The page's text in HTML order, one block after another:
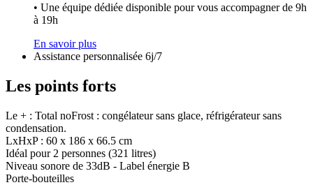
• Une équipe dédiée disponible pour vous accompagner de 9h
à 19h
En savoir plus
Assistance personnalisée 6j/7
Les points forts
Le + : Total noFrost : congélateur sans glace, réfrigérateur sans
condensation.
LxHxP : 60 x 186 x 66.5 cm
Idéal pour 2 personnes (321 litres)
Niveau sonore de 33dB - Label énergie B
Porte-bouteilles